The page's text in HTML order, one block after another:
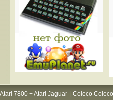
7800 + Atari Jaguar
Coleco